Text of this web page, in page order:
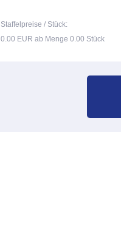
Staffelpreise / Stück:
0.00 EUR ab Menge 0.00 Stück